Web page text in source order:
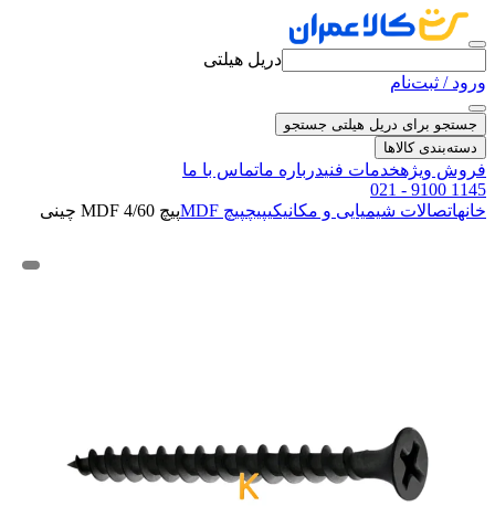
دریل هیلتی
ورود / ثبت‌نام
جستجو برای دریل هیلتی جستجو
دسته‌بندی کالاها
فروش ویژهخدمات فنیدرباره ماتماس با ما
021 - 9100 1145
خانهاتصالات شیمیایی و مکانیکیپیچپیچ MDF پیچ MDF 4/60 چینی